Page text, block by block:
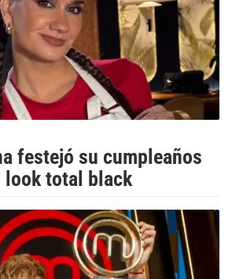
festejó su cumpleaños
look total black